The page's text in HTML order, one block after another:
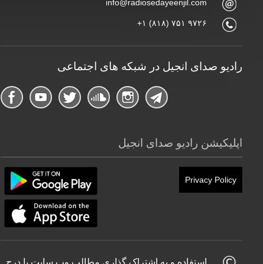
info@radiosedayeenjil.com
+۱ (۸۱۸) ۷۵۱ ۹۷۲۶
رادیو صدای انجیل در شبکه های اجتماعی
اپلیکیشن رادیو صدای انجیل
Privacy Policy
استفاده و به اشتراک گذاری مطالب وب سایت با درج